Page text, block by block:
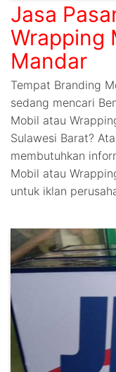
Jasa
Wrapping
Mandar
Tempat Branding
sedang mencari
Mobil atau
Sulawesi Barat?
membutuhkan
Mobil atau
untuk iklan